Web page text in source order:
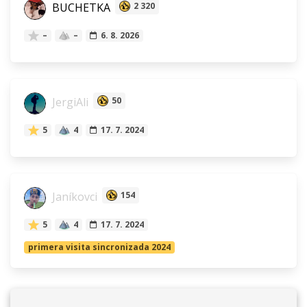
BUCHETKA 2 320
– – 6. 8. 2026
JergiAli 50
5 4 17. 7. 2024
Janíkovci 154
5 4
17. 7. 2024
primera visita sincronizada 2024